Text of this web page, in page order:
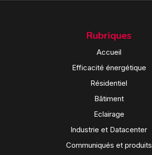
Rubriques
Accueil
Efficacité énergétique
Résidentiel
Bâtiment
Eclairage
Industrie et Datacenter
Communiqués et produits